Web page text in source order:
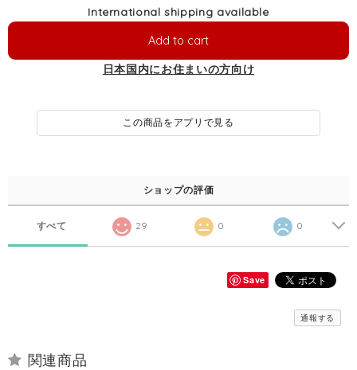
International shipping available
Add to cart
日本国内にお住まいの方向け
この商品をアプリで見る
ショップの評価
すべて 29 0 0
Save
通報する
関連商品